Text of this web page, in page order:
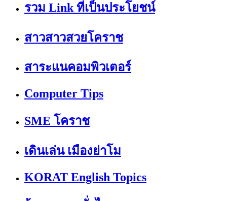
รวม Link ที่เป็นประโยชน์
สาวสาวสวยโคราช
สาระแนคอมพิวเตอร์
Computer Tips
SME โคราช
เดินเล่น เมืองย่าโม
KORAT English Topics